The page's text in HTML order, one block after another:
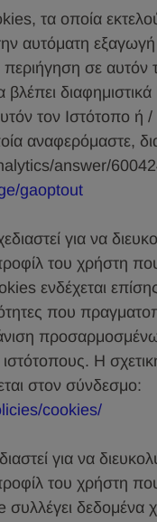
τα οποία
αυτόματη
περιήγηση σε
τον Ιστότοπο ή
αναφερόμαστε,
answer/
gaoptout
για να
του χρήστη
ενδέχεται
που
Η
στον σύνδεσμο:
cookies/
για να
του χρήστη
δεδομένα